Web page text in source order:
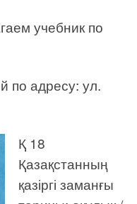
учебник по
по адресу: ул.
Қ 18
Қазақстанның
қазіргі заманғы